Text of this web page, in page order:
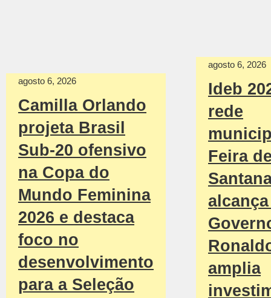
agosto 6, 2026
Camilla Orlando
projeta Brasil
Sub-20 ofensivo
na Copa do
Mundo Feminina
2026 e destaca
foco no
desenvolvimento
para a Seleção
agosto 6, 2026
Ideb
rede
Feira
amplia